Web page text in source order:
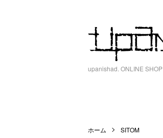
upanishad. ONLINE SHOP
ホーム SITOM